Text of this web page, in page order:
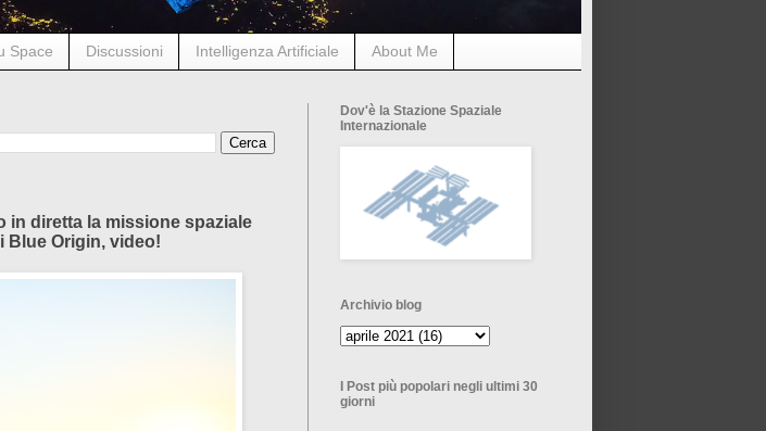
Space Discussioni Intelligenza Artificiale About Me
in diretta la missione spaziale
Blue Origin, video!
Dov'è la Stazione Spaziale
Internazionale
Archivio blog
I Post più popolari negli ultimi 30
giorni